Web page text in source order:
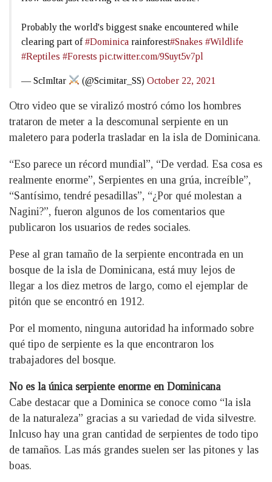
Probably the world's biggest snake encountered while
clearing part of#Dominica rainforest#Snakes #Wildlife
#Reptiles #Forests pic.twitter.com/9Suyt5v7pl
— ScImItar (@Scimitar_SS)October 22, 2021
Otro video que se viralizó mostró cómo los hombres
trataron de meter a la descomunal serpiente en un
maletero para poderla trasladar en la isla de Dominicana.
“Eso parece un récord mundial”, “De verdad. Esa cosa es
realmente enorme”, Serpientes en una grúa, increíble”,
“Santísimo, tendré pesadillas”, “¿Por qué molestan a
Nagini?”, fueron algunos de los comentarios que
publicaron los usuarios de redes sociales.
Pese al gran tamaño de la serpiente encontrada en un
bosque de la isla de Dominicana, está muy lejos de
llegar a los diez metros de largo, como el ejemplar de
pitón que se encontró en 1912.
Por el momento, ninguna autoridad ha informado sobre
qué tipo de serpiente es la que encontraron los
trabajadores del bosque.
No es la única serpiente enorme en Dominicana
Cabe destacar que a Dominica se conoce como “la isla
de la naturaleza” gracias a su variedad de vida silvestre.
Inlcuso hay una gran cantidad de serpientes de todo tipo
de tamaños. Las más grandes suelen ser las pitones y las
boas.